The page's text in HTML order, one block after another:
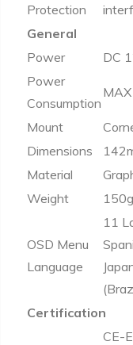
Protection
General
Power
DC
Power
Consumption
Mount
Dimensions
Material
Weight
OSD Menu
Language
11
Certification
CE-